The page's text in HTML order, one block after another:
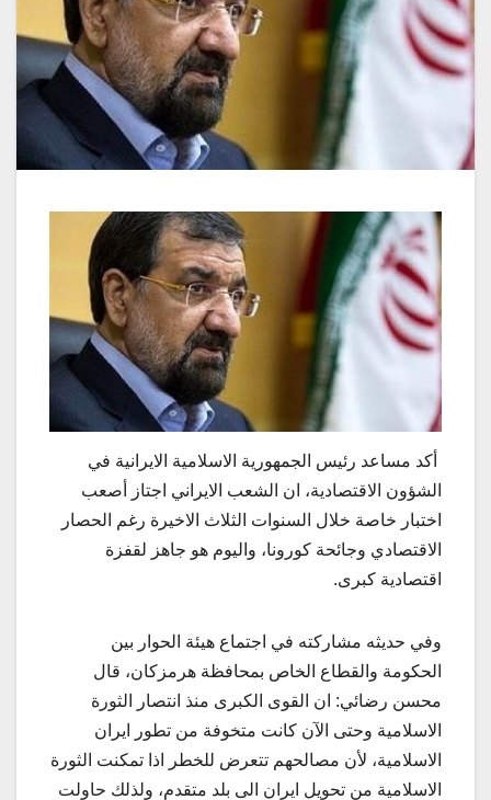
أكد مساعد رئيس الجمهورية الاسلامية الايرانية في
الشؤون الاقتصادية، ان الشعب الايراني اجتاز أصعب
اختبار خاصة خلال السنوات الثلاث الاخيرة رغم الحصار
الاقتصادي وجائحة كورونا، واليوم هو جاهز لقفزة
اقتصادية كبرى.
وفي حديثه مشاركته في اجتماع هيئة الحوار بين
الحكومة والقطاع الخاص بمحافظة هرمزكان، قال
محسن رضائي: ان القوى الكبرى منذ انتصار الثورة
الاسلامية وحتى الآن كانت متخوفة من تطور ايران
الاسلامية، لأن مصالحهم تتعرض للخطر اذا تمكنت الثورة
الاسلامية من تحويل ايران الى بلد متقدم، ولذلك حاولت